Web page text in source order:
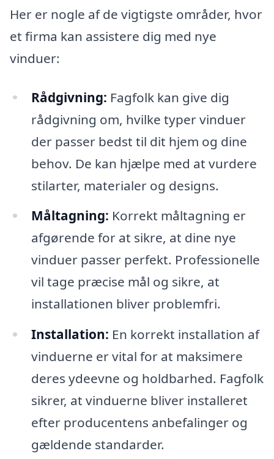
Her er nogle af de vigtigste områder, hvor
et firma kan assistere dig med nye
vinduer:
Rådgivning: Fagfolk kan give dig
rådgivning om, hvilke typer vinduer
der passer bedst til dit hjem og dine
behov. De kan hjælpe med at vurdere
stilarter, materialer og designs.
Måltagning: Korrekt måltagning er
afgørende for at sikre, at dine nye
vinduer passer perfekt. Professionelle
vil tage præcise mål og sikre, at
installationen bliver problemfri.
Installation: En korrekt installation af
vinduerne er vital for at maksimere
deres ydeevne og holdbarhed. Fagfolk
sikrer, at vinduerne bliver installeret
efter producentens anbefalinger og
gældende standarder.